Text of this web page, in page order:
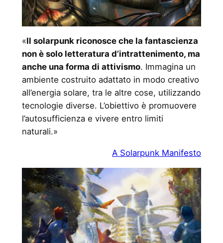
«Il solarpunk riconosce che la fantascienza
non è solo letteratura d’intrattenimento, ma
anche una forma di attivismo. Immagina un
ambiente costruito adattato in modo creativo
all’energia solare, tra le altre cose, utilizzando
tecnologie diverse. L’obiettivo è promuovere
l’autosufficienza e vivere entro limiti
naturali.»
A Solarpunk Manifesto